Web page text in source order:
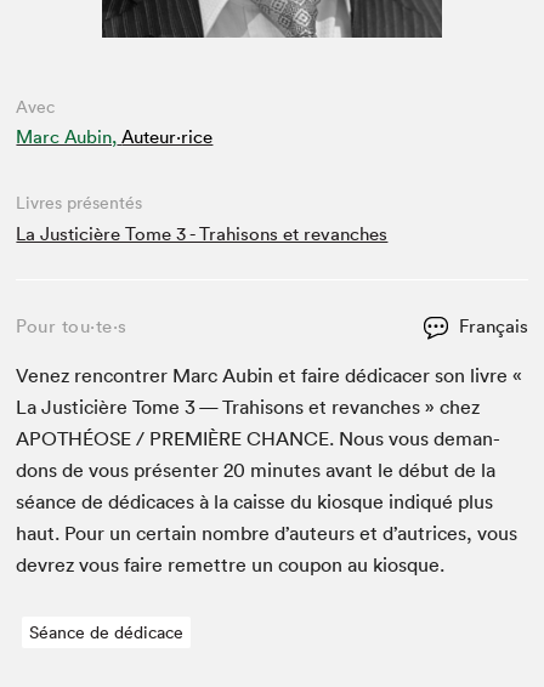
Avec
Marc Aubin, Auteur·rice
Livres présentés
La Justicière Tome 3 - Trahisons et revanches
Pour tou⋅te⋅s Français
Venez ren­con­tr­er Marc Aubin et faire dédi­cac­er son livre «
La Jus­ti­cière Tome3— Trahisons et revanch­es » chez
APOTHÉOSE / PRE­MIÈRE CHANCE. Nous vous deman­
dons de vous présen­ter20 min­utes avant le début de la
séance de dédi­caces à la caisse du kiosque indiqué plus
haut. Pour un cer­tain nom­bre d’auteurs et d’autrices, vous
devrez vous faire remet­tre un coupon au kiosque.
Séance de dédicace